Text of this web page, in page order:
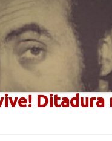
Ditadura